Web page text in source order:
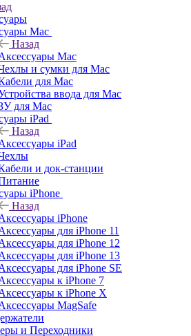
Mac
Назад
Mac
и сумки для Mac
для Mac
ввода для Mac
для Mac
iPad
Назад
iPad
и док-станции
iPhone
Назад
iPhone
для iPhone 11
для iPhone 12
для iPhone 13
для iPhone SE
к iPhone 7
к iPhone X
MagSafe
и Переходники